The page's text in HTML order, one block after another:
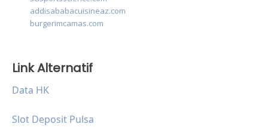
addisababacuisineaz.com
burgerimcamas.com
Link Alternatif
Data HK
Slot Deposit Pulsa